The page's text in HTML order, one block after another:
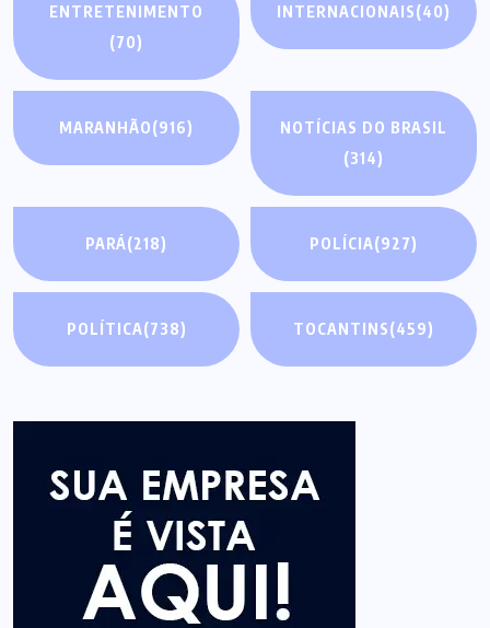
ENTRETENIMENTO
(70)
INTERNACIONAIS(40)
MARANHÃO(916)
NOTÍCIAS DO BRASIL
(314)
PARÁ(218) POLÍCIA(927)
POLÍTICA(738) TOCANTINS(459)